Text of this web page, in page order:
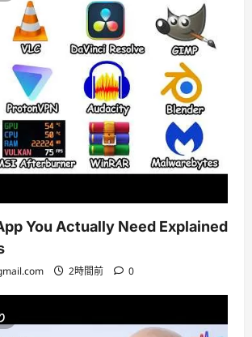
You Actually Need Explained
2時間前 0